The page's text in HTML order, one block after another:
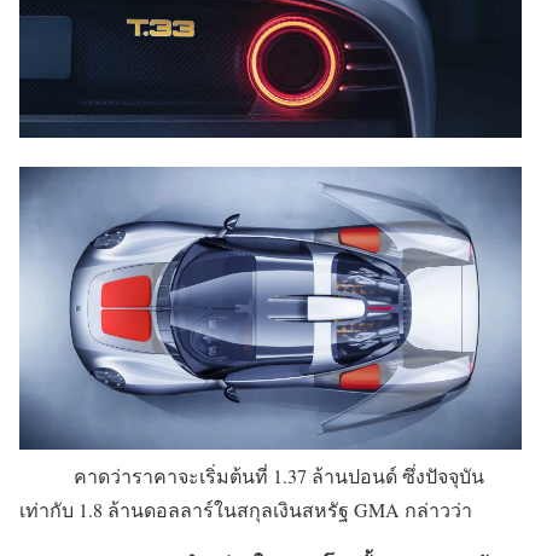
คาดว่าราคาจะเริ่มต้นที่ 1.37 ล้านปอนด์ ซึ่งปัจจุบัน
เท่ากับ 1.8 ล้านดอลลาร์ในสกุลเงินสหรัฐ GMA กล่าวว่า